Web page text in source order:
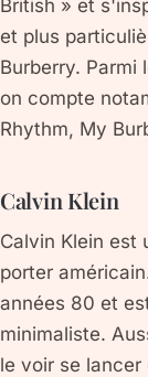
British » et
et plus
Burberry. Parmi
on compte
Rhythm, My
Calvin Klein
Calvin Klein est
porter
années 80 et
minimaliste.
le voir se